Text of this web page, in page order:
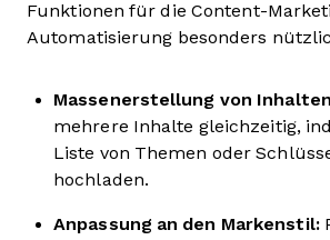
Funktionen für die Content-
Automatisierung besonders
Massenerstellung von
mehrere Inhalte gleichzeitig,
Liste von Themen oder
hochladen.
Anpassung an den Markenstil: